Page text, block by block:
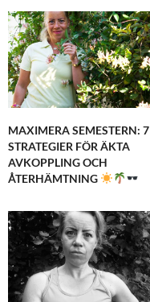
MAXIMERA SEMESTERN: 7
STRATEGIER FÖR ÄKTA
AVKOPPLING OCH
ÅTERHÄMTNING